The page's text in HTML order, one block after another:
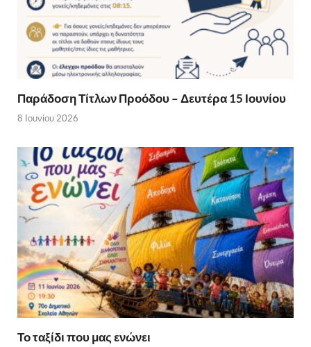
Παράδοση Τίτλων Προόδου – Δευτέρα 15 Ιουνίου
8 Ιουνίου 2026
Το ταξίδι που μας ενώνει